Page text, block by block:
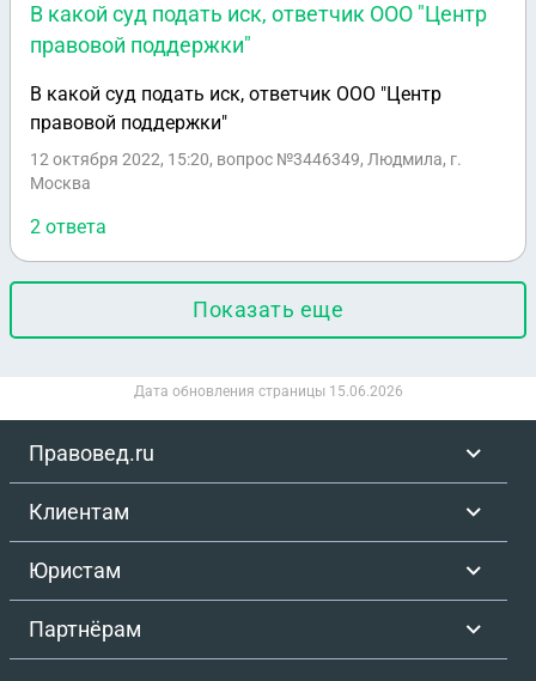
В какой суд подать иск, ответчик ООО "Центр
правовой поддержки"
В какой суд подать иск, ответчик ООО "Центр
правовой поддержки"
12 октября 2022, 15:20, вопрос №3446349, Людмила, г.
Москва
2 ответа
Показать еще
Дата обновления страницы 15.06.2026
Правовед.ru
Клиентам
Юристам
Партнёрам